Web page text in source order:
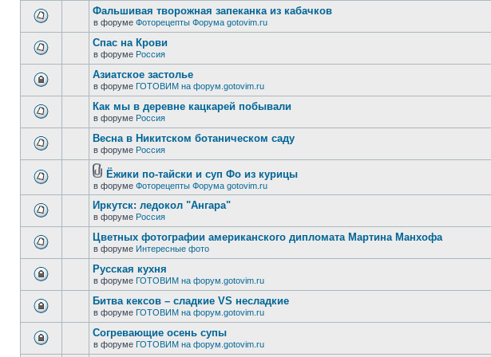
Фальшивая творожная запеканка из кабачков
в форуме Фоторецепты Форума gotovim.ru
Спас на Крови
в форуме Россия
Азиатское застолье
в форуме ГОТОВИМ на форум.gotovim.ru
Как мы в деревне кацкарей побывали
в форуме Россия
Весна в Никитском ботаническом саду
в форуме Россия
Ёжики по-тайски и суп Фо из курицы
в форуме Фоторецепты Форума gotovim.ru
Иркутск: ледокол "Ангара"
в форуме Россия
Цветных фотографии американского дипломата Мартина Манхофа
в форуме Интересные фото
Русская кухня
в форуме ГОТОВИМ на форум.gotovim.ru
Битва кексов – сладкие VS несладкие
в форуме ГОТОВИМ на форум.gotovim.ru
Согревающие осень супы
в форуме ГОТОВИМ на форум.gotovim.ru